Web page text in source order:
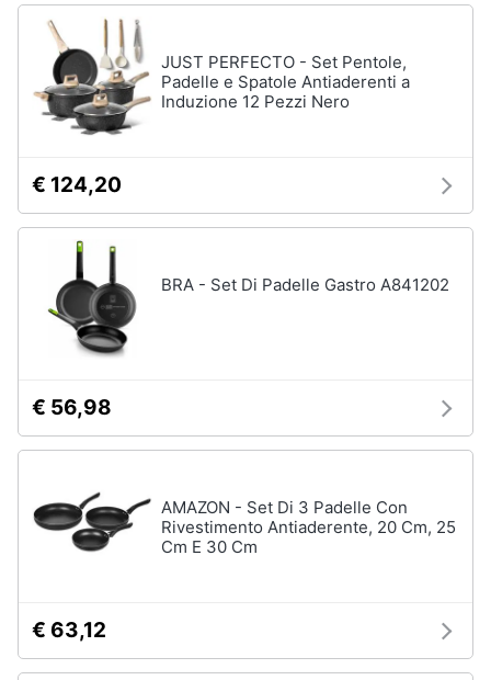
JUST PERFECTO - Set Pentole,
Padelle e Spatole Antiaderenti a
Induzione 12 Pezzi Nero
€ 124,20
BRA - Set Di Padelle Gastro A841202
€ 56,98
AMAZON - Set Di 3 Padelle Con
Rivestimento Antiaderente, 20 Cm, 25
Cm E 30 Cm
€ 63,12